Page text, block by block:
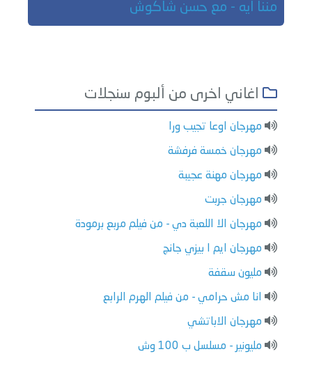
مننا ايه - مع حسن شاكوش
اغاني اخرى من ألبوم سنجلات
مهرجان اوعا تجيب ورا
مهرجان خمسة فرفشة
مهرجان مهنة عجيبة
مهرجان جربت
مهرجان الا اللعبة دي - من فيلم مربع برمودة
مهرجان ايم ا بيزي جانج
مليون سقفة
انا مش حرامي - من فيلم الهرم الرابع
مهرجان الاباتشي
مليونير - مسلسل ب 100 وش